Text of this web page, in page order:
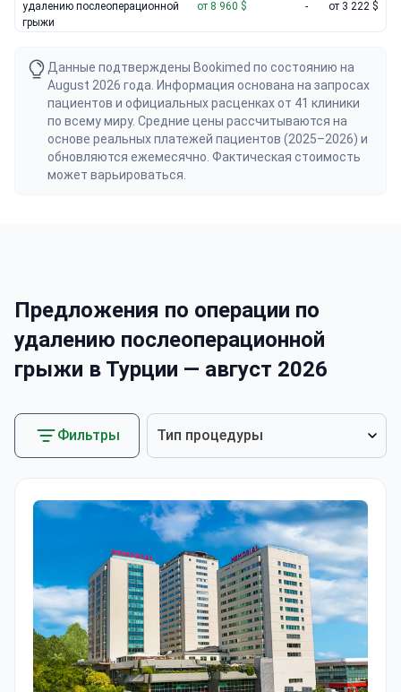
удалению послеоперационной
грыжи
от 8 960 $ - от 3 222 $
Данные подтверждены Bookimed по состоянию на
August 2026 года. Информация основана на запросах
пациентов и официальных расценках от 41 клиники
по всему миру. Средние цены рассчитываются на
основе реальных платежей пациентов (2025–2026) и
обновляются ежемесячно. Фактическая стоимость
может варьироваться.
Предложения по операции по
удалению послеоперационной
грыжи в Турции — август 2026
Фильтры Тип процедуры